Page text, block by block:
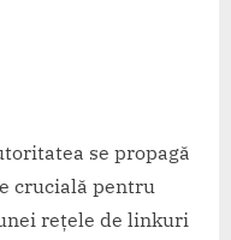
se propagă
crucială pentru
rețele de linkuri